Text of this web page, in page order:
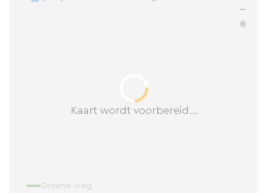
Kaart wordt voorbereid...
Groene weg